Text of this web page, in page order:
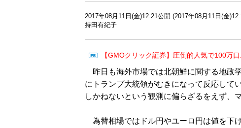
2017年08月11日(金)12:21公開 (2017年08月11日(金
持田有紀子
【GMOクリック証券】圧倒的人気で100万
昨日も海外市場では北朝鮮に関する地政
にトランプ大統領がむきになって反応して
しかねないという観測に偏らざるをえず、
為替相場ではドル円やユーロ円は値を下